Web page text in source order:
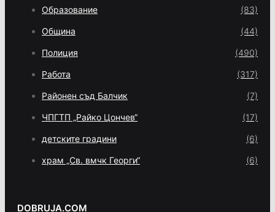
Образование (83)
Община (44)
Полиция (490)
Работа (317)
Районен съд Балчик (7)
ЧПГТП „Райко Цончев“ (17)
детските градини (6)
храм „Св. вмчк Георги“ (6)
DOBRUJA.COM